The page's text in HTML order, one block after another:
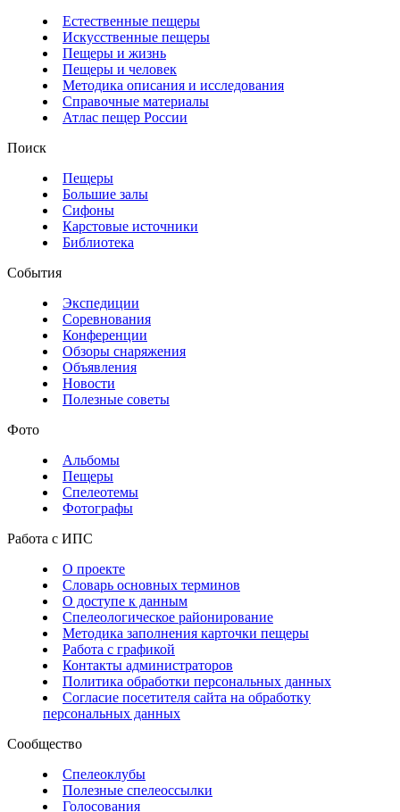
Естественные пещеры
Искусственные пещеры
Пещеры и жизнь
Пещеры и человек
Методика описания и исследования
Справочные материалы
Атлас пещер России
Поиск
Пещеры
Большие залы
Сифоны
Карстовые источники
Библиотека
События
Экспедиции
Соревнования
Конференции
Обзоры снаряжения
Объявления
Новости
Полезные советы
Фото
Альбомы
Пещеры
Спелеотемы
Фотографы
Работа с ИПС
О проекте
Словарь основных терминов
О доступе к данным
Спелеологическое районирование
Методика заполнения карточки пещеры
Работа с графикой
Контакты администраторов
Политика обработки персональных данных
Согласие посетителя сайта на обработку
персональных данных
Сообщество
Спелеоклубы
Полезные спелеоссылки
Голосования